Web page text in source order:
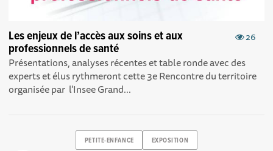
26
Les enjeux de l’accès aux soins et aux
professionnels de santé
Présentations, analyses récentes et table ronde avec des
experts et élus rythmeront cette 3e Rencontre du territoire
organisée par l'Insee Grand...
PETITE-ENFANCE EXPOSITION